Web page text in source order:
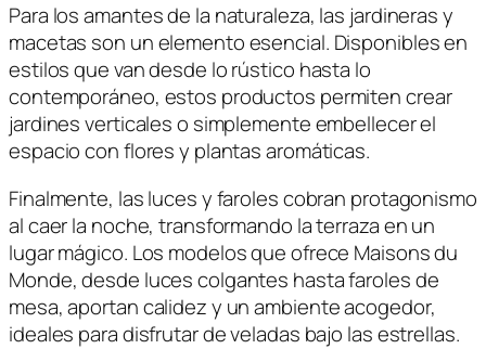
Para los amantes de la naturaleza, las jardineras y
macetas son un elemento esencial. Disponibles en
estilos que van desde lo rústico hasta lo
contemporáneo, estos productos permiten crear
jardines verticales o simplemente embellecer el
espacio con flores y plantas aromáticas.
Finalmente, las luces y faroles cobran protagonismo
al caer la noche, transformando la terraza en un
lugar mágico. Los modelos que ofrece Maisons du
Monde, desde luces colgantes hasta faroles de
mesa, aportan calidez y un ambiente acogedor,
ideales para disfrutar de veladas bajo las estrellas.